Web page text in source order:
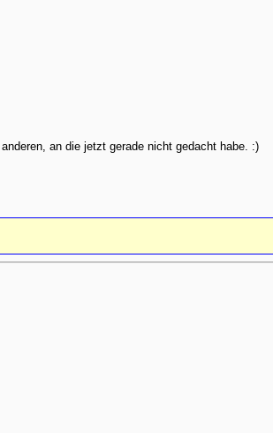
anderen, an die jetzt gerade nicht gedacht habe. :)